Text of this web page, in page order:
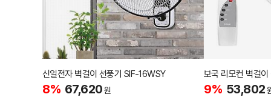
신일전자 벽걸이 선풍기 SIF-16WSY
8% 67,620원
보국 리모컨 벽걸
9% 53,802